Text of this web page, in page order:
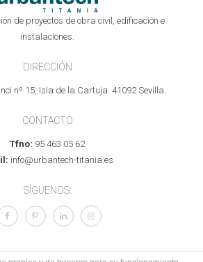
de proyectos de obra civil, edificación e
instalaciones.
DIRECCIÓN
nº 15, Isla de la Cartuja. 41092 Sevilla.
CONTACTO
Tfno: 95 463 05 62
info@urbantech-titania.es
SÍGUENOS: